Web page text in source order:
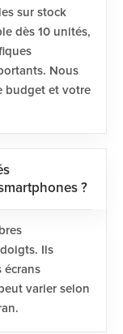
sur stock
dès 10 unités,
Nous
budget et votre
?
Ils
écrans
varier selon